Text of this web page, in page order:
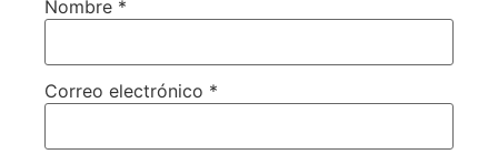
Nombre *
Correo electrónico *